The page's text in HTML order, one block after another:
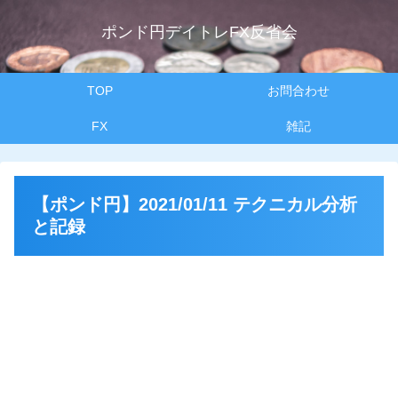
ポンド円デイトレFX反省会
TOP お問合わせ
FX 雑記
【ポンド円】2021/01/11 テクニカル分析
と記録